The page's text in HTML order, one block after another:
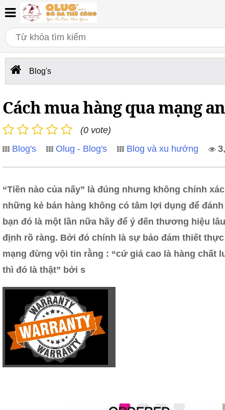
Blog's
Cách mua hàng qua mạng
(0 vote)
Blog's
Olug - Blog's Blog và xu hướng
“Tiền nào của nấy” là đúng nhưng không chính
những kẻ bán hàng không có tâm lợi dụng để
bạn đó là một lần nữa hãy để ý đến thương hiệu
định rõ ràng. Bởi đó chính là sự bảo đảm thiết
mạng đừng vội tin rằng : “cứ giá cao là hàng chất
thì đó là thật” bởi s